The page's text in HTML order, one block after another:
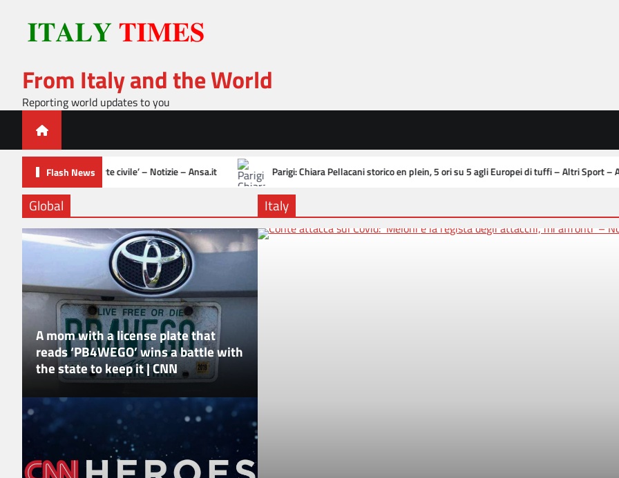
content
From Italy and the World
Reporting world updates to you
Flash News
– Notizie – Ansa.it Parigi: Chiara Pellacani storico en plein, 5 ori su 5 agli Europei di tuffi – Altri Sport – Ansa.it Beppe
Global
A mom with a license plate that
reads ‘PB4WEGO’ wins a battle with
the state to keep it | CNN
Italy